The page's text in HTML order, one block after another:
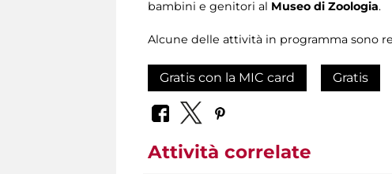
bambini e genitori al Museo di Zoologia.
Alcune delle attività in programma sono
Gratis con la MIC card Gratis
Attività correlate